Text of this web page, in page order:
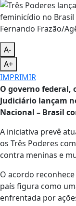
Fernando Frazão/
A-
A+
IMPRIMIR
O governo federal,
Judiciário lançam
Nacional – Brasil
A iniciativa prevê
os Três Poderes
contra meninas e
O acordo
país figura como
enfrentada por